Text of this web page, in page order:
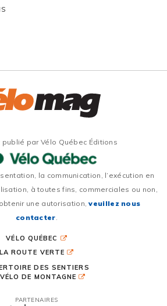
par Vélo Québec Éditions
la communication, l’exécution en
à toutes fins, commerciales ou non,
une autorisation,veuillez nous
contacter
VÉLO QUÉBEC
LA ROUTE VERTE
DES SENTIERS
DE MONTAGNE
PARTENAIRES